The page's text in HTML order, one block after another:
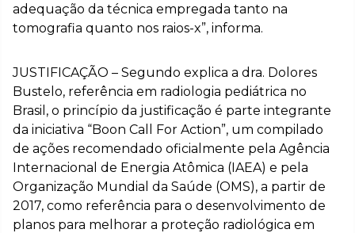
adequação da técnica empregada tanto na
tomografia quanto nos raios-x”, informa.
JUSTIFICAÇÃO – Segundo explica a dra. Dolores
Bustelo, referência em radiologia pediátrica no
Brasil, o princípio da justificação é parte integrante
da iniciativa “Boon Call For Action”, um compilado
de ações recomendado oficialmente pela Agência
Internacional de Energia Atômica (IAEA) e pela
Organização Mundial da Saúde (OMS), a partir de
2017, como referência para o desenvolvimento de
planos para melhorar a proteção radiológica em